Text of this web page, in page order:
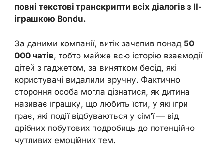
повні текстові транскрипти всіх діалогів з ІІ-
іграшкою Bondu.
За даними компанії, витік зачепив понад 50
000 чатів, тобто майже всю історію взаємодії
дітей з гаджетом, за винятком бесід, які
користувачі видалили вручну. Фактично
стороння особа могла дізнатися, як дитина
називає іграшку, що любить їсти, у які ігри
грає, які події відбуваються у сім’ї — від
дрібних побутових подробиць до потенційно
чутливих емоційних тем.